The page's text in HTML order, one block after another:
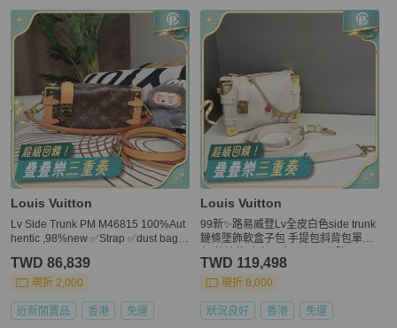
Louis Vuitton
Lv Side Trunk PM M46815 100%Aut
hentic ,98%new ✅Strap ✅dust bag
TWD 86,839
現折 2,000
近新閒置品 香港 免運
Louis Vuitton
99新✨路易威登Lv全皮白色side trunk
鏈條墜飾軟盒子包 手提包斜背包單肩
TWD 119,498
現折 8,000
狀況良好 香港 免運